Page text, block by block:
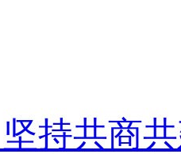
持共商